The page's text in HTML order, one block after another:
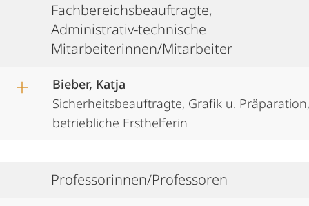
Fachbereichsbeauftragte,
Administrativ-technische
Mitarbeiterinnen/Mitarbeiter
Bieber, Katja
Sicherheitsbeauftragte, Grafik u. Präparation,
betriebliche Ersthelferin
Professorinnen/Professoren